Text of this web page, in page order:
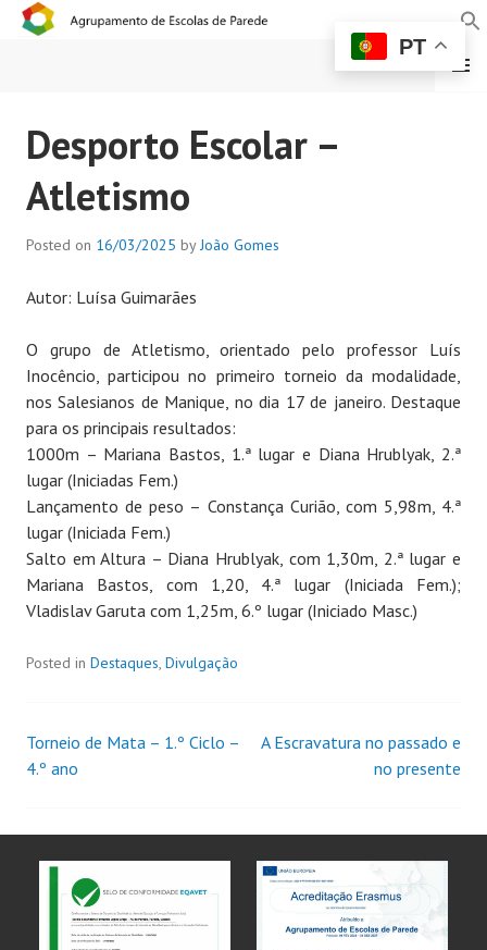
AGRUPAMENTO DE
ESCOLAS DE PAREDE
MENU
Desporto Escolar –
Atletismo
Posted on 16/03/2025 byJoão Gomes
Autor: Luísa Guimarães
O grupo de Atletismo, orientado pelo professor Luís
Inocêncio, participou no primeiro torneio da modalidade,
nos Salesianos de Manique, no dia 17 de janeiro. Destaque
para os principais resultados:
1000m – Mariana Bastos, 1.ª lugar e Diana Hrublyak, 2.ª
lugar (Iniciadas Fem.)
Lançamento de peso – Constança Curião, com 5,98m, 4.ª
lugar (Iniciada Fem.)
Salto em Altura – Diana Hrublyak, com 1,30m, 2.ª lugar e
Mariana Bastos, com 1,20, 4.ª lugar (Iniciada Fem.);
Vladislav Garuta com 1,25m, 6.º lugar (Iniciado Masc.)
Posted in Destaques, Divulgação
Torneio de Mata – 1.º Ciclo –
4.º ano
A Escravatura no passado e
no presente
PT